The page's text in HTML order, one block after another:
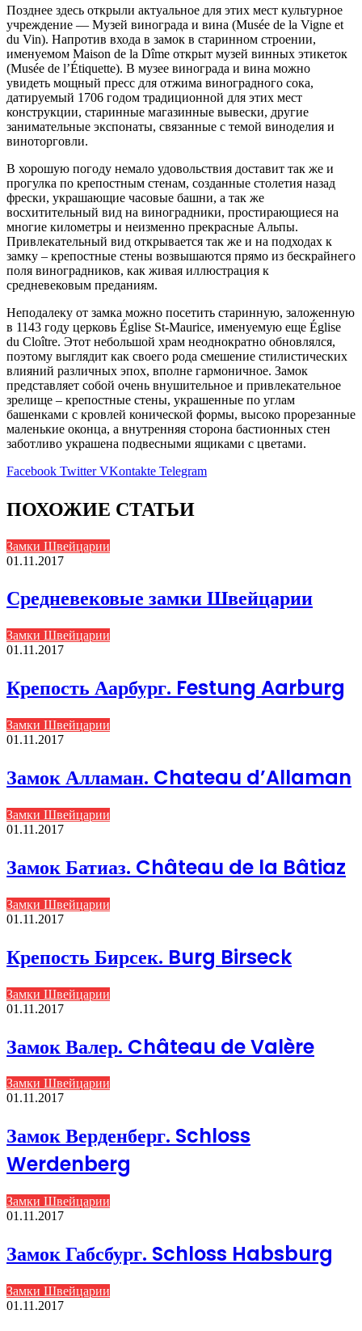
Позднее здесь открыли актуальное для этих мест культурное
учреждение — Музей винограда и вина (Musée de la Vigne et
du Vin). Напротив входа в замок в старинном строении,
именуемом Maison de la Dîme открыт музей винных этикеток
(Musée de l’Étiquette). В музее винограда и вина можно
увидеть мощный пресс для отжима виноградного сока,
датируемый 1706 годом традиционной для этих мест
конструкции, старинные магазинные вывески, другие
занимательные экспонаты, связанные с темой виноделия и
виноторговли.
В хорошую погоду немало удовольствия доставит так же и
прогулка по крепостным стенам, созданные столетия назад
фрески, украшающие часовые башни, а так же
восхитительный вид на виноградники, простирающиеся на
многие километры и неизменно прекрасные Альпы.
Привлекательный вид открывается так же и на подходах к
замку – крепостные стены возвышаются прямо из бескрайнего
поля виноградников, как живая иллюстрация к
средневековым преданиям.
Неподалеку от замка можно посетить старинную, заложенную
в 1143 году церковь Église St-Maurice, именуемую еще Église
du Cloître. Этот небольшой храм неоднократно обновлялся,
поэтому выглядит как своего рода смешение стилистических
влияний различных эпох, вполне гармоничное. Замок
представляет собой очень внушительное и привлекательное
зрелище – крепостные стены, украшенные по углам
башенками с кровлей конической формы, высоко прорезанные
маленькие оконца, а внутренняя сторона бастионных стен
заботливо украшена подвесными ящиками с цветами.
Facebook Twitter VKontakte Telegram
ПОХОЖИЕ СТАТЬИ
Замки Швейцарии
01.11.2017
Средневековые замки Швейцарии
Замки Швейцарии
01.11.2017
Крепость Аарбург. Festung Aarburg
Замки Швейцарии
01.11.2017
Замок Алламан. Chateau d’Allaman
Замки Швейцарии
01.11.2017
Замок Батиаз. Château de la Bâtiaz
Замки Швейцарии
01.11.2017
Крепость Бирсек. Burg Birseck
Замки Швейцарии
01.11.2017
Замок Валер. Château de Valère
Замки Швейцарии
01.11.2017
Замок Верденберг. Schloss
Werdenberg
Замки Швейцарии
01.11.2017
Замок Габсбург. Schloss Habsburg
Замки Швейцарии
01.11.2017